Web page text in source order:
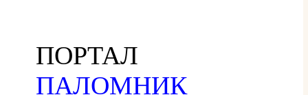
ПОРТАЛ
ПАЛОМНИК